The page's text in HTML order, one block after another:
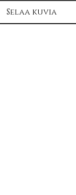
Selaa kuvia